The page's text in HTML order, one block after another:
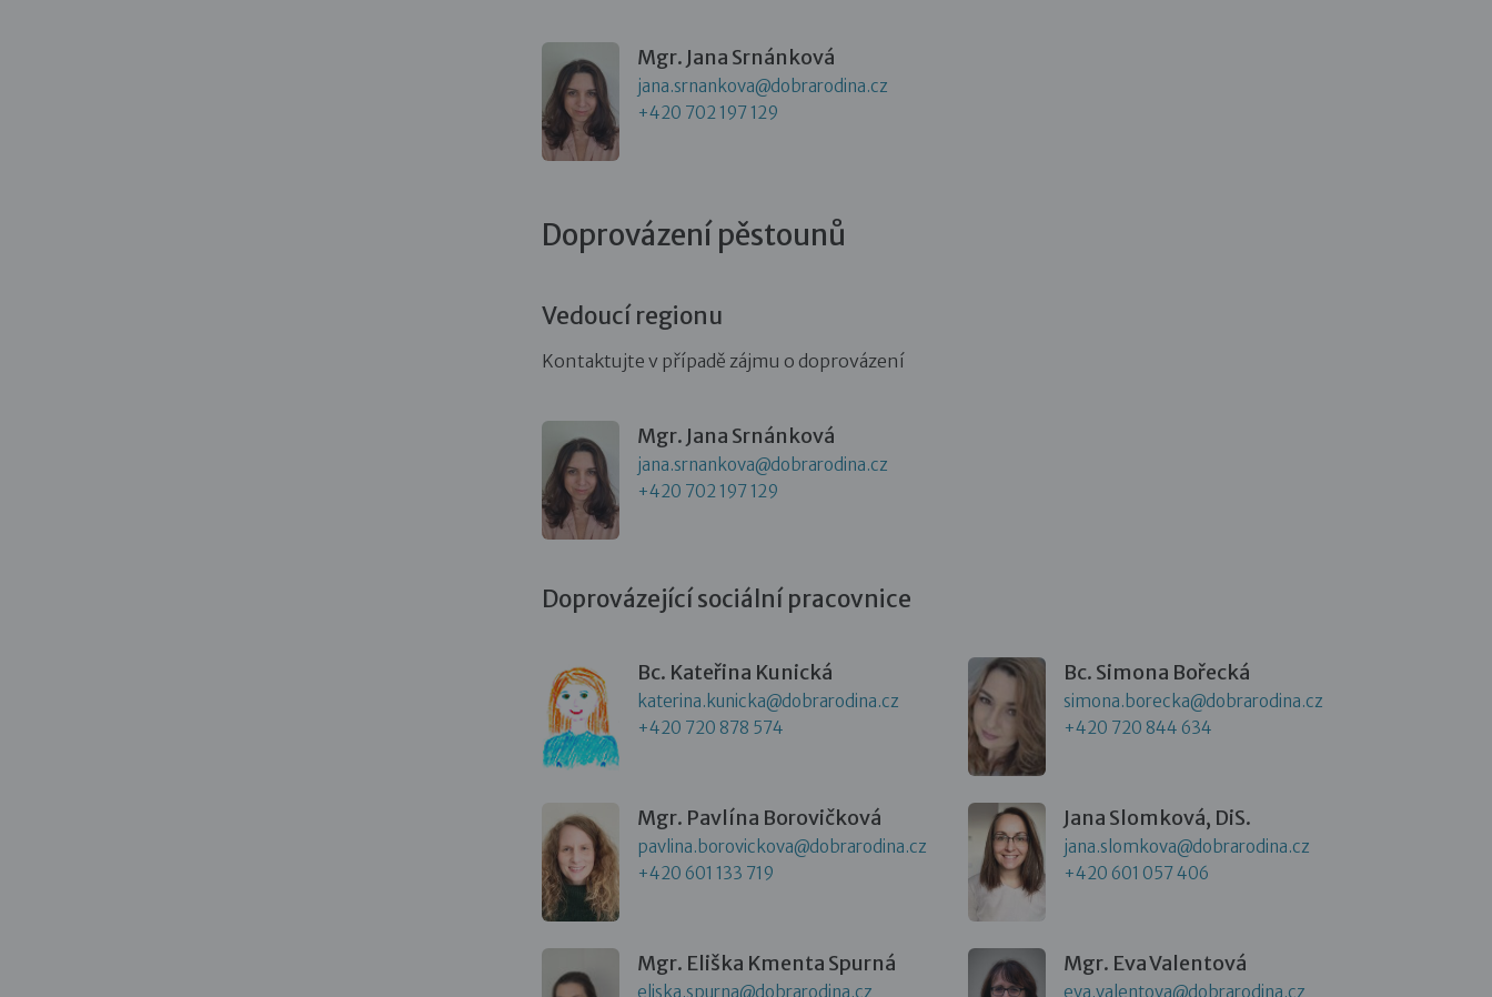
Mgr. Jana Srnánková
jana.srnankova@dobrarodina.cz
+420 702 197 129
Doprovázení pěstounů
Vedoucí regionu
Kontaktujte v případě zájmu o doprovázení
Mgr. Jana Srnánková
jana.srnankova@dobrarodina.cz
+420 702 197 129
Doprovázející sociální pracovnice
Bc. Kateřina Kunická
katerina.kunicka@dobrarodina.cz
+420 720 878 574
Bc. Simona Bořecká
simona.borecka@dobrarodina.cz
+420 720 844 634
Mgr. Pavlína Borovičková
pavlina.borovickova@dobrarodina.cz
+420 601 133 719
Jana Slomková, DiS.
jana.slomkova@dobrarodina.cz
+420 601 057 406
Mgr. Eliška Kmenta Spurná
eliska.spurna@dobrarodina.cz
Mgr. Eva Valentová
eva.valentova@dobrarodina.cz